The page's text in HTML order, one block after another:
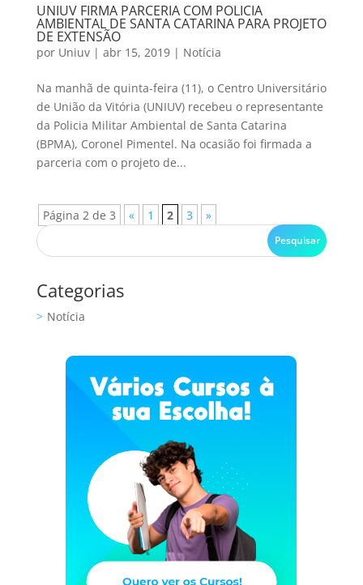
UNIUV FIRMA PARCERIA COM POLICIA
AMBIENTAL DE SANTA CATARINA PARA PROJETO
DE EXTENSÃO
por Uniuv| abr 15, 2019| Notícia
Na manhã de quinta-feira (11), o Centro Universitário
de União da Vitória (UNIUV) recebeu o representante
da Policia Militar Ambiental de Santa Catarina
(BPMA), Coronel Pimentel. Na ocasião foi firmada a
parceria com o projeto de...
Página 2 de 3 « 1 2 3 »
Categorias
Notícia